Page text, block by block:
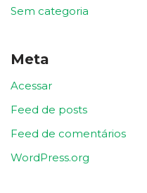
Sem categoria
Meta
Acessar
Feed de posts
Feed de comentários
WordPress.org